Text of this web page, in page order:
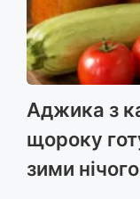
Аджика з
щороку
зими